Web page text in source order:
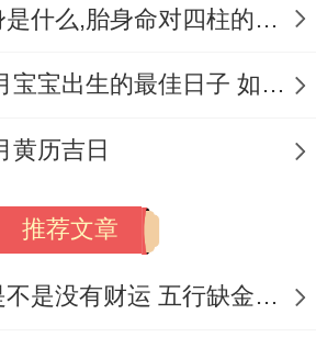
殓、除服、
柩、启钻、
修坟、立碑
业、
安
八字中的胎命身是什么,胎身命对四柱的影响
2024年农历12月宝宝出生的最佳日子 如何挑选适合的吉日
黄历吉日
推荐文章
五行缺金的人是不是没有财运 五行缺金的人命运好不好